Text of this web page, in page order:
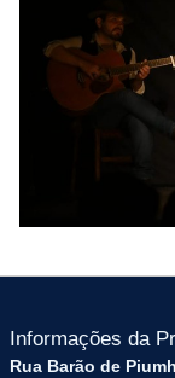
Informações da
Rua Barão de